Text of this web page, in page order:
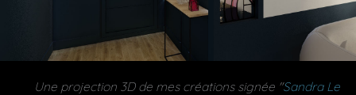
Une projection 3D de mes créations signée "Sandra Le